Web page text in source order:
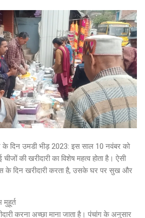
दिन उमडी भीड़ 2023: इस साल 10 नवंबर को
की खरीदारी का विशेष महत्व होता है। ऐसी
के दिन खरीदारी करता है, उसके घर पर सुख और
करना अच्छा माना जाता है। पंचांग के अनुसार